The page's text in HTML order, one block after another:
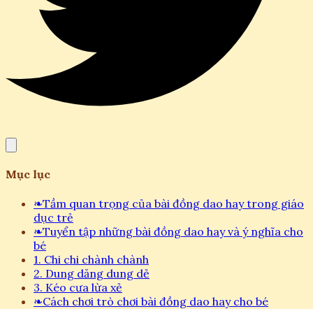
Mục lục
❧Tầm quan trọng của bài đồng dao hay trong giáo
dục trẻ
❧Tuyển tập những bài đồng dao hay và ý nghĩa cho
bé
1. Chi chi chành chành
2. Dung dăng dung dẻ
3. Kéo cưa lừa xẻ
❧Cách chơi trò chơi bài đồng dao hay cho bé